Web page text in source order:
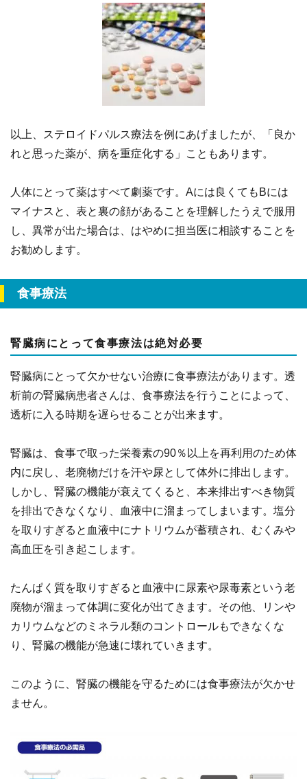
以上、ステロイドパルス療法を例にあげましたが、「良か
れと思った薬が、病を重症化する」こともあります。
人体にとって薬はすべて劇薬です。Aには良くてもBには
マイナスと、表と裏の顔があることを理解したうえで服用
し、異常が出た場合は、はやめに担当医に相談することを
お勧めします。
食事療法
腎臓病にとって食事療法は絶対必要
腎臓病にとって欠かせない治療に食事療法があります。透
析前の腎臓病患者さんは、食事療法を行うことによって、
透析に入る時期を遅らせることが出来ます。
腎臓は、食事で取った栄養素の90％以上を再利用のため体
内に戻し、老廃物だけを汗や尿として体外に排出します。
しかし、腎臓の機能が衰えてくると、本来排出すべき物質
を排出できなくなり、血液中に溜まってしまいます。塩分
を取りすぎると血液中にナトリウムが蓄積され、むくみや
高血圧を引き起こします。
たんぱく質を取りすぎると血液中に尿素や尿毒素という老
廃物が溜まって体調に変化が出てきます。その他、リンや
カリウムなどのミネラル類のコントロールもできなくな
り、腎臓の機能が急速に壊れていきます。
このように、腎臓の機能を守るためには食事療法が欠かせ
ません。